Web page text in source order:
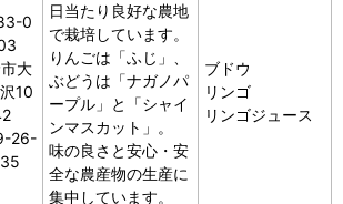
0
大
10
26-
日当たり良好な農地
で栽培しています。
りんごは「ふじ」、
ぶどうは「ナガノパ
ープル」と「シャイ
ンマスカット」。
味の良さと安心・安
全な農産物の生産に
集中しています。
ブドウ
リンゴ
リンゴジュース